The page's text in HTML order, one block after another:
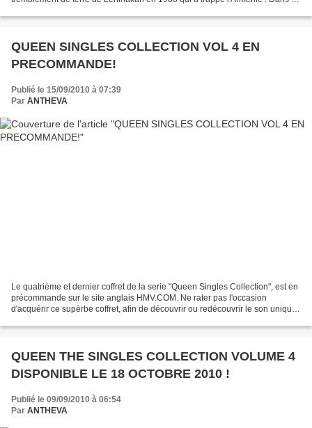
QUEEN SINGLES COLLECTION VOL 4 EN
PRECOMMANDE!
Publié le 15/09/2010 à 07:39
Par ANTHEVA
Le quatrième et dernier coffret de la serie "Queen Singles Collection", est en
précommande sur le site anglais HMV.COM. Ne rater pas l'occasion
d'acquérir ce supèrbe coffret, afin de découvrir ou redécouvrir le son unique
QUEEN THE SINGLES COLLECTION VOLUME 4
DISPONIBLE LE 18 OCTOBRE 2010 !
Publié le 09/09/2010 à 06:54
Par ANTHEVA